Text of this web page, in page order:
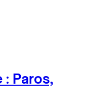
Paros,